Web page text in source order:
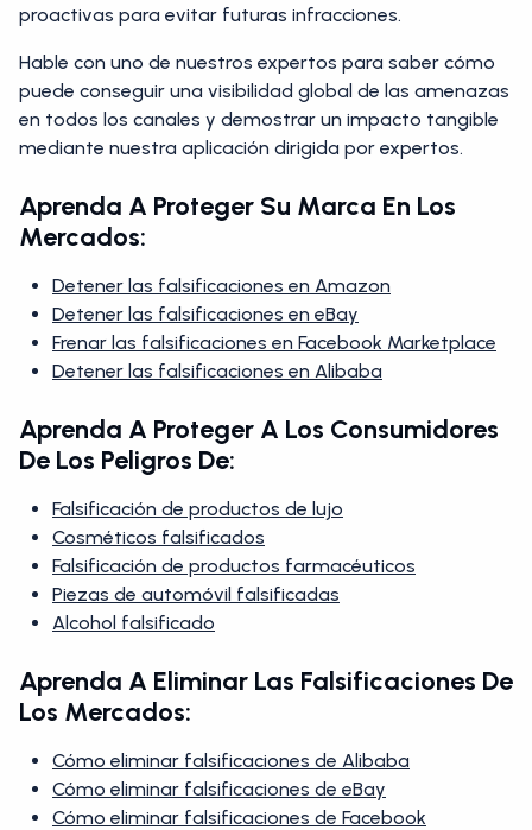
proactivas para evitar futuras infracciones.
Hable con uno de nuestros expertos para saber cómo
puede conseguir una visibilidad global de las amenazas
en todos los canales y demostrar un impacto tangible
mediante nuestra aplicación dirigida por expertos.
Aprenda A Proteger Su Marca En Los
Mercados:
Detener las falsificaciones en Amazon
Detener las falsificaciones en eBay
Frenar las falsificaciones en Facebook Marketplace
Detener las falsificaciones en Alibaba
Aprenda A Proteger A Los Consumidores
De Los Peligros De:
Falsificación de productos de lujo
Cosméticos falsificados
Falsificación de productos farmacéuticos
Piezas de automóvil falsificadas
Alcohol falsificado
Aprenda A Eliminar Las Falsificaciones De
Los Mercados:
Cómo eliminar falsificaciones de Alibaba
Cómo eliminar falsificaciones de eBay
Cómo eliminar falsificaciones de Facebook